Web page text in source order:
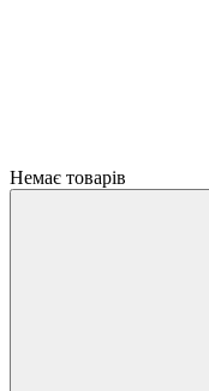
Немає товарів